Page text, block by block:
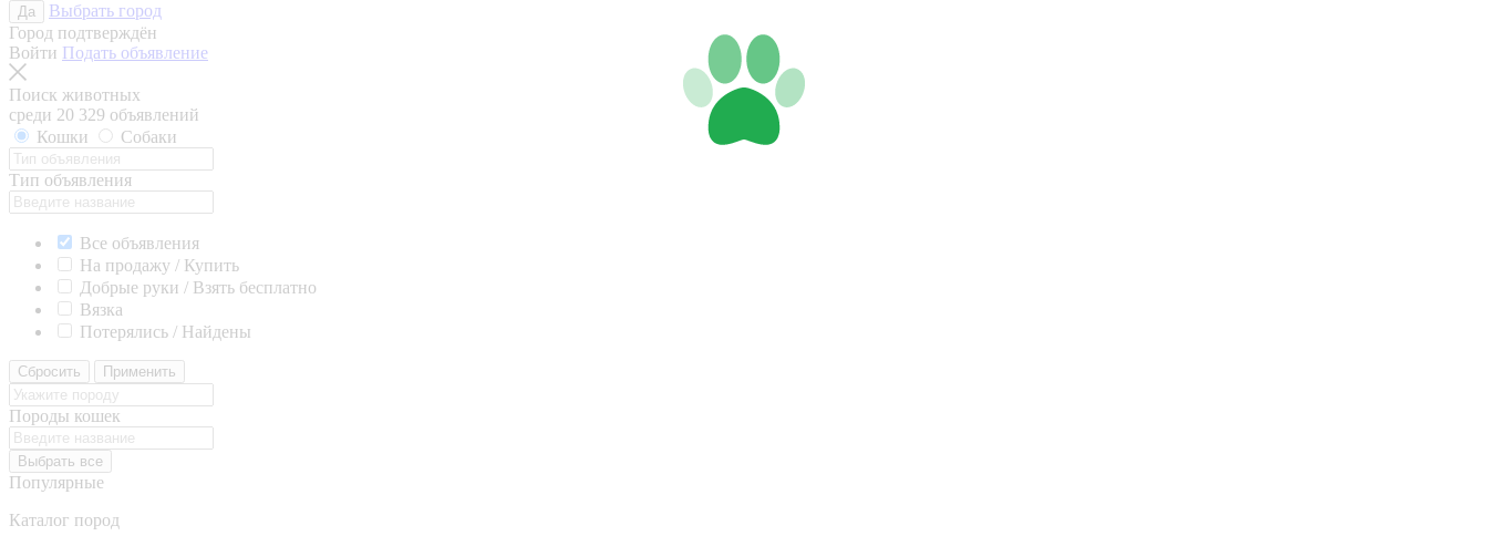
Да
Выбрать город
Город подтверждён
Войти Подать объявление
Поиск животных
среди 20 329 объявлений
Кошки
Собаки
Тип объявления
Все объявления
На продажу / Купить
Добрые руки / Взять бесплатно
Вязка
Потерялись / Найдены
Сбросить Применить
Породы кошек
Выбрать все
Популярные
Каталог пород